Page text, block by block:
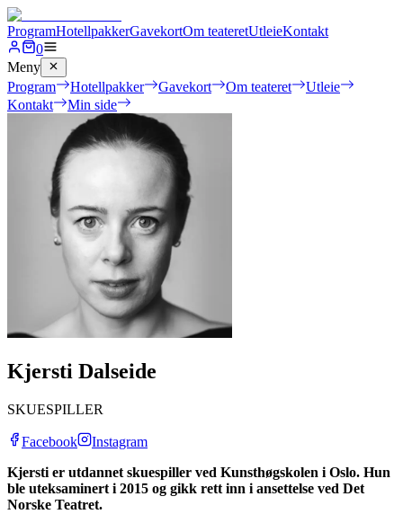
ProgramHotellpakkerGavekortOm teateretUtleieKontakt
0
Meny
Program
Hotellpakker Gavekort Om teateret
Utleie
Kontakt
Min side
Kjersti Dalseide
SKUESPILLER
Facebook
Instagram
Kjersti er utdannet skuespiller ved Kunsthøgskolen i Oslo. Hun
ble uteksaminert i 2015 og gikk rett inn i ansettelse ved Det
Norske Teatret.